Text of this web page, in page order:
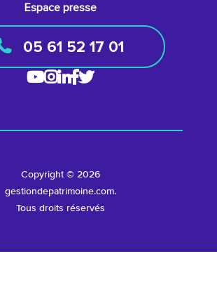
Espace presse
05 61 52 17 01
Copyright © 2026
gestiondepatrimoine.com.
Tous droits réservés